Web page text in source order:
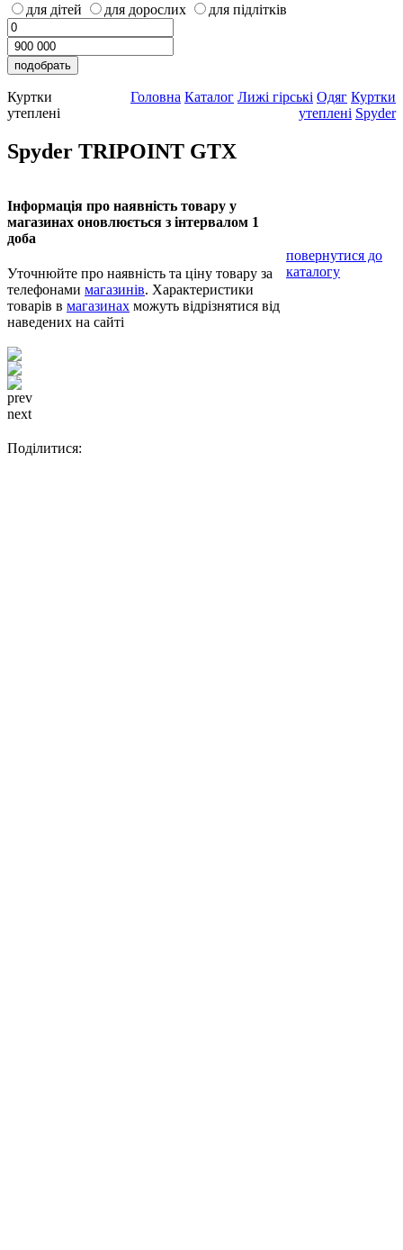
для дітей
для дорослих для підлітків
Куртки
утеплені
Головна Каталог Лижі гірські Одяг Куртки
утеплені Spyder
Spyder TRIPOINT GTX
Інформація про наявність товару у
магазинах оновлюється з інтервалом 1
доба
Уточнюйте про наявність та ціну товару за
телефонами магазинів. Характеристики
товарів в магазинах можуть відрізнятися від
наведених на сайті
повернутися до
каталогу
prev
next
Поділитися: